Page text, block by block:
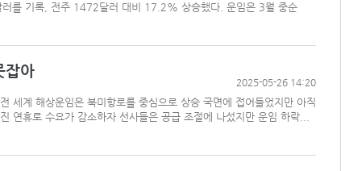
를 기록, 전주 1472달러 대비 17.2% 상승했다. 운임은 3월 중순
잡아
2025-05-26 14:20
세계 해상운임은 북미항로를 중심으로 상승 국면에 접어들었지만 아직
연휴로 수요가 감소하자 선사들은 공급 조절에 나섰지만 운임 하락...